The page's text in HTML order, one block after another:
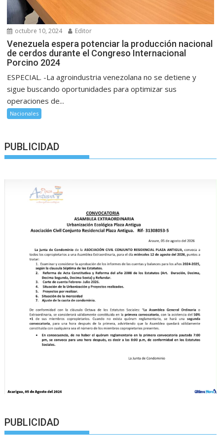
octubre 10, 2024 Editor
Venezuela espera potenciar la producción nacional
de cerdos durante el Congreso Internacional
Porcino 2024
ESPECIAL. -La agroindustria venezolana no se detiene y
sigue buscando oportunidades para optimizar sus
operaciones de...
Nacionales
PUBLICIDAD
PUBLICIDAD